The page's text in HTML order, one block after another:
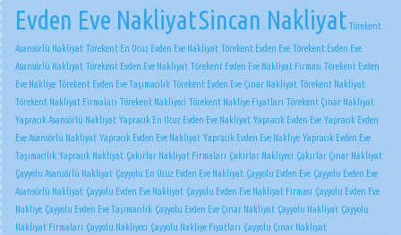
Evden Eve NakliyatSincan Nakliyat Törekent
Asansörlü Nakliyat Törekent En Ucuz Evden Eve Nakliyat Törekent Evden Eve Törekent Evden Eve
Asansörlü Nakliyat Törekent Evden Eve Nakliyat Törekent Evden Eve Nakliyat Firması Törekent Evden
Eve Nakliye Törekent Evden Eve Taşımacılık Törekent Evden Eve Çınar Nakliyat Törekent Nakliyat
Törekent Nakliyat Firmaları Törekent Nakliyeci Törekent Nakliye Fiyatları Törekent Çınar Nakliyat
Yapracık Asansörlü Nakliyat Yapracık En Ucuz Evden Eve Nakliyat Yapracık Evden Eve Yapracık Evden
Eve Asansörlü Nakliyat Yapracık Evden Eve Nakliyat Yapracık Evden Eve Nakliye Yapracık Evden Eve
Taşımacılık Yapracık Nakliyat Çakırlar Nakliyat Firmaları Çakırlar Nakliyeci Çakırlar Çınar Nakliyat
Çayyolu Asansörlü Nakliyat Çayyolu En Ucuz Evden Eve Nakliyat Çayyolu Evden Eve Çayyolu Evden Eve
Asansörlü Nakliyat Çayyolu Evden Eve Nakliyat Çayyolu Evden Eve Nakliyat Firması Çayyolu Evden Eve
Nakliye Çayyolu Evden Eve Taşımacılık Çayyolu Evden Eve Çınar Nakliyat Çayyolu Nakliyat Çayyolu
Nakliyat Firmaları Çayyolu Nakliyeci Çayyolu Nakliye Fiyatları Çayyolu Çınar Nakliyat